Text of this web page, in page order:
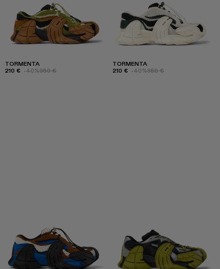
TORMENTA
210 € -40%350 €
TORMENTA
210 € -40%350 €